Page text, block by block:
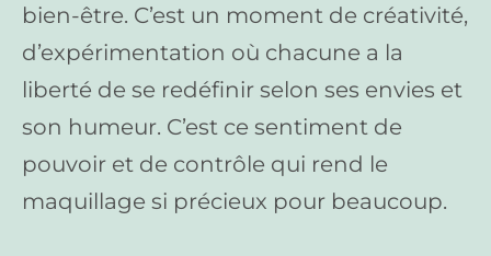
bien-être. C’est un moment de créativité,
d’expérimentation où chacune a la
liberté de se redéfinir selon ses envies et
son humeur. C’est ce sentiment de
pouvoir et de contrôle qui rend le
maquillage si précieux pour beaucoup.